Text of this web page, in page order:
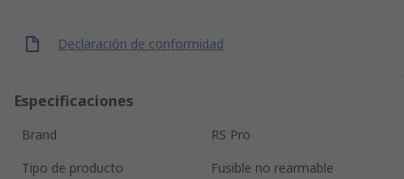
Declaración de conformidad
Especificaciones
Brand
RS Pro
Tipo de producto
Fusible no rearmable